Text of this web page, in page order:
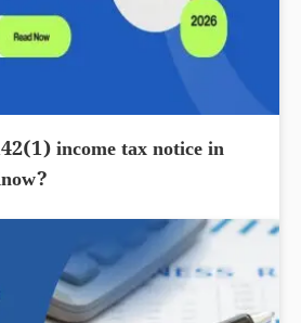
income tax notice in